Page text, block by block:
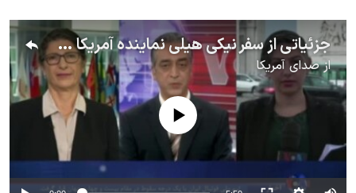
جزئیاتی از سفر نیکی هیلی نماینده آمریکا در سازمان ملل به وین درباره ایران
ازصدای آمریکا
No media source currently available